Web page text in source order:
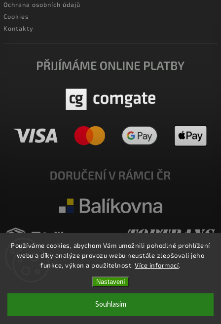
Používáme cookies, abychom Vám umožnili pohodlné prohlížení
webu a díky analýze provozu webu neustále zlepšovali jeho
funkce, výkon a použitelnost.Více informací.
Nastavení
Souhlasím
Ochrana osobních údajů
Cookies
Kontakty
E-SHOP MILATA. Všechna práva vyhrazena.
Upravit nastavení cookies